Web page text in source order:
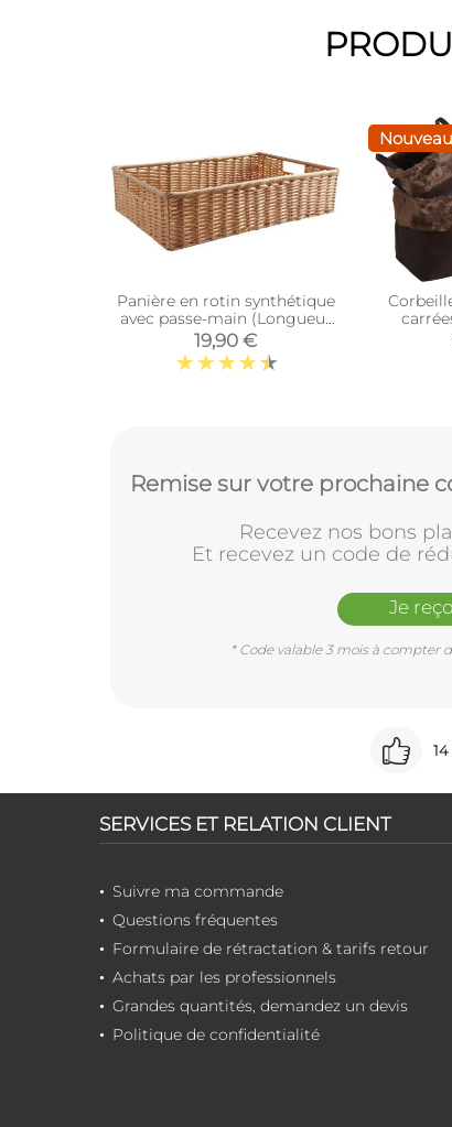
Panière en rotin synthétique
avec passe-main (Longueur
40cm)
19,90 €
Remise sur votre prochaine
Recevez nos bons
Et recevez un code de
Je
* Code valable 3 mois à compter
SERVICES ET RELATION CLIENT
Suivre ma commande
Questions fréquentes
Formulaire de rétractation & tarifs retour
Achats par les professionnels
Grandes quantités, demandez un devis
Politique de confidentialité